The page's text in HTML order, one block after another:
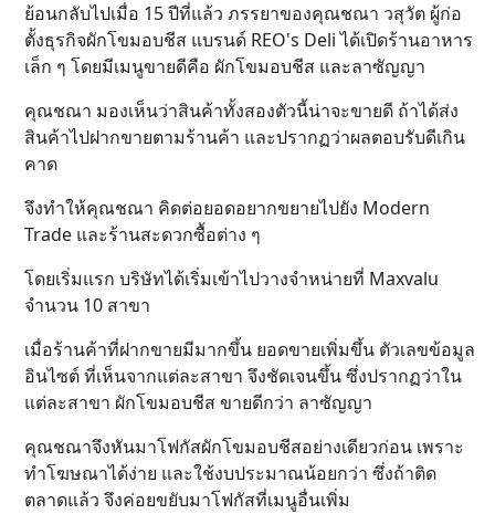
ย้อนกลับไปเมื่อ 15 ปีที่แล้ว ภรรยาของคุณชณา วสุวัต ผู้ก่อ
ตั้งธุรกิจผักโขมอบชีส แบรนด์ REO's Deli ได้เปิดร้านอาหาร
เล็ก ๆ โดยมีเมนูขายดีคือ ผักโขมอบชีส และลาซัญญา
คุณชณา มองเห็นว่าสินค้าทั้งสองตัวนี้น่าจะขายดี ถ้าได้ส่ง
สินค้าไปฝากขายตามร้านค้า และปรากฏว่าผลตอบรับดีเกิน
คาด
จึงทำให้คุณชณา คิดต่อยอดอยากขยายไปยัง Modern
Trade และร้านสะดวกซื้อต่าง ๆ
โดยเริ่มแรก บริษัทได้เริ่มเข้าไปวางจำหน่ายที่ Maxvalu
จำนวน 10 สาขา
เมื่อร้านค้าที่ฝากขายมีมากขึ้น ยอดขายเพิ่มขึ้น ตัวเลขข้อมูล
อินไซต์ ที่เห็นจากแต่ละสาขา จึงชัดเจนขึ้น ซึ่งปรากฏว่าใน
แต่ละสาขา ผักโขมอบชีส ขายดีกว่า ลาซัญญา
คุณชณาจึงหันมาโฟกัสผักโขมอบชีสอย่างเดียวก่อน เพราะ
ทำโฆษณาได้ง่าย และใช้งบประมาณน้อยกว่า ซึ่งถ้าติด
ตลาดแล้ว จึงค่อยขยับมาโฟกัสที่เมนูอื่นเพิ่ม